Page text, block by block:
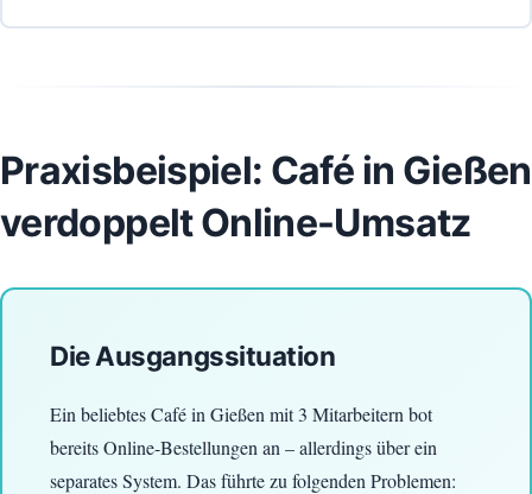
Praxisbeispiel: Café in Gießen
verdoppelt Online-Umsatz
Die Ausgangssituation
Ein beliebtes Café in Gießen mit 3 Mitarbeitern bot
bereits Online-Bestellungen an – allerdings über ein
separates System. Das führte zu folgenden Problemen: